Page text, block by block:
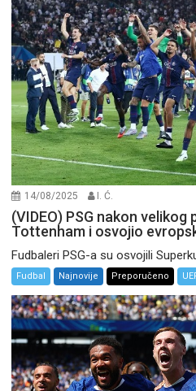
14/08/2025 I. Ć.
(VIDEO) PSG nakon
Tottenham i osvojio
Fudbaleri PSG-a su osvojili
Fudbal Najnovije Preporučeno